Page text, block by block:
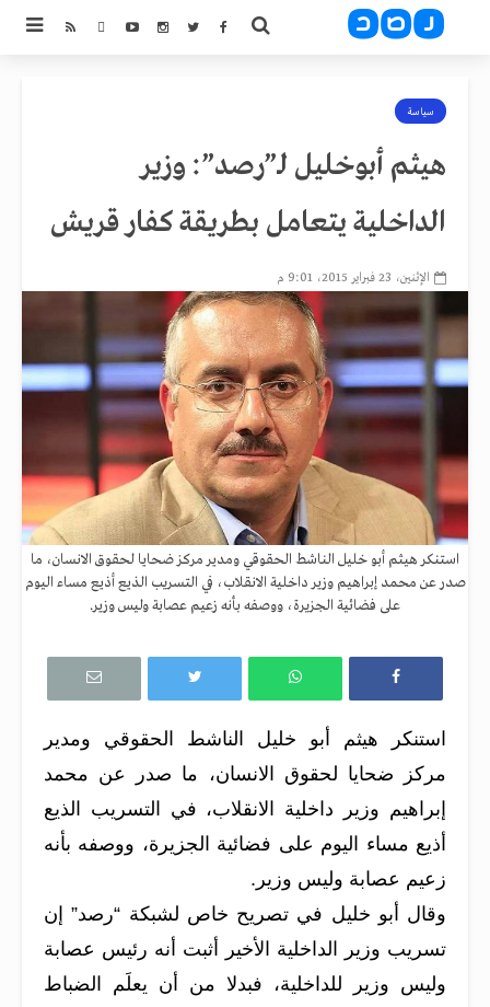
سياسة
هيثم أبوخليل لـ”رصد”: وزير
الداخلية يتعامل بطريقة كفار قريش
الإثنين، 23 فبراير 2015، 9:01 م
استنكر هيثم أبو خليل الناشط الحقوقي ومدير مركز ضحايا لحقوق الانسان، ما
صدر عن محمد إبراهيم وزير داخلية الانقلاب، في التسريب الذيع أذيع مساء اليوم
على فضائية الجزيرة، ووصفه بأنه زعيم عصابة وليس وزير.
استنكر هيثم أبو خليل الناشط الحقوقي ومدير
مركز ضحايا لحقوق الانسان، ما صدر عن محمد
إبراهيم وزير داخلية الانقلاب، في التسريب الذيع
أذيع مساء اليوم على فضائية الجزيرة، ووصفه بأنه
زعيم عصابة وليس وزير.
وقال أبو خليل في تصريح خاص لشبكة “رصد” إن
تسريب وزير الداخلية الأخير أثبت أنه رئيس عصابة
وليس وزير للداخلية، فبدلا من أن يعلَم الضباط